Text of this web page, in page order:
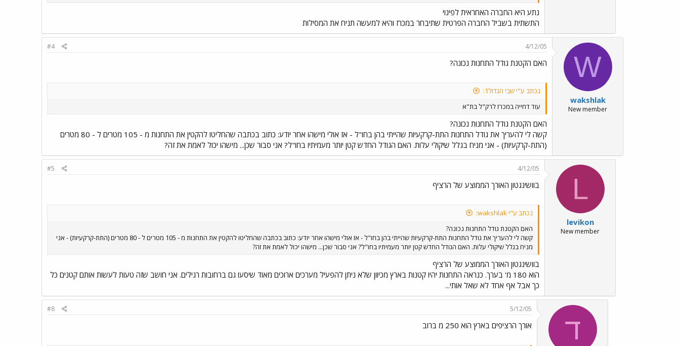
נתע היא החברה האחראית לפינוי
התשתית בשביל החברה הפרטית שתיבחר במכרז והיא למעשה תניח את המסילות
W
wakshlak
New member
4/12/05
#4
האם הקטנת גודל התחנות נכונה?
נכתב ע"י שבי הגדול1:
עוד דחייה במכרז לרק"ל בת"א
האם הקטנת גודל התחנות נכונה?
קשה לי להעריך את גודל התחנות התת-קרקעיות שהייתי בהן בחו"ל - אז אולי מישהו אחר יודע: כתוב בכתבה שהחליטו להקטין את התחנות מ - 105 מטרים ל - 80 מטרים
(התת-קרקעיות) - אני מניח בגלל שיקולי עלות. האם הגודל החדש קטן יותר מעמיתיו בחו"ל? אני סבור שכן... מישהו יכול לאמת את זה?
L
levikon
New member
4/12/05
#5
בוושינגטון האורך הממוצע של הרציף
נכתב ע"י wakshlak:
האם הקטנת גודל התחנות נכונה?
קשה לי להעריך את גודל התחנות התת-קרקעיות שהייתי בהן בחו"ל - אז אולי מישהו אחר יודע: כתוב בכתבה שהחליטו להקטין את התחנות מ - 105 מטרים ל - 80 מטרים (התת-קרקעיות) - אני
מניח בגלל שיקולי עלות. האם הגודל החדש קטן יותר מעמיתיו בחו"ל? אני סבור שכן... מישהו יכול לאמת את זה?
בוושינגטון האורך הממוצע של הרציף
הוא 180 מ' בערך. כנראה התחנות יהיו קטנות בארץ מכיוון שלא ניתן להפעיל מערכים ארוכים מאוד שיסעו גם ברחובות רגילים. אני חושב שזה טעות לעשות אותם קטנים כל
כך אבל אף אחד לא שאל אותי...
ד
5/12/05
#8
אורך הרציפים בארץ הוא 250 מ ברוב